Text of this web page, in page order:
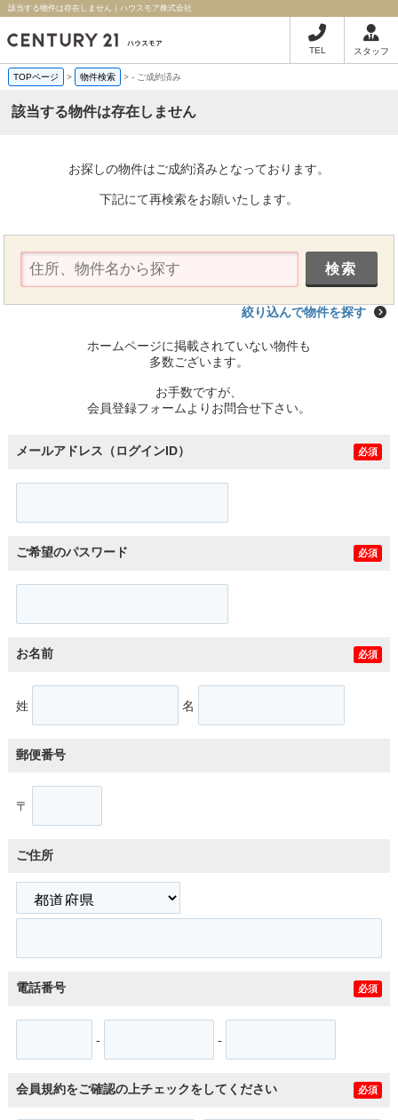
該当する物件は存在しません｜ハウスモア株式会社
TEL スタッフ
TOPページ > 物件検索 >- ご成約済み
該当する物件は存在しません
お探しの物件はご成約済みとなっております。
下記にて再検索をお願いたします。
絞り込んで物件を探す
ホームページに掲載されていない物件も
多数ございます。
お手数ですが、
会員登録フォームよりお問合せ下さい。
メールアドレス（ログインID） 必須
ご希望のパスワード 必須
お名前 必須
姓 名
郵便番号
〒
ご住所
電話番号 必須
- -
会員規約をご確認の上チェックをしてください 必須